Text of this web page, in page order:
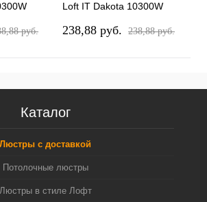
pуб.
Loft IT Dakota 10300W
238,88 pуб. 238,88 pуб.
Каталог
Люстры с доставкой
Потолочные люстры
Люстры в стиле Лофт